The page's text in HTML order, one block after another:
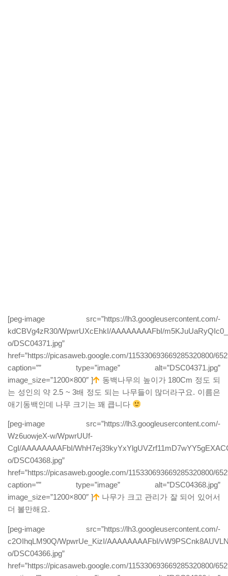
[peg-image src=”https://lh3.googleusercontent.com/-
kdCBVg4zR30/WpwrUXcEhkI/AAAAAAAAFbI/
o/DSC04371.jpg”
href=”https://picasaweb.google.com/115330693669285320800/
caption=”” type=”image” alt=”DSC04371.jpg”
image_size=”1200×800″ ]
동백나무의 높이가 180Cm 정도 되
는 성인의 약 2.5 ~ 3배 정도 되는 나무들이 많더라구요. 이름은
애기동백인데 나무 크기는 꽤 큽니다
[peg-image src=”https://lh3.googleusercontent.com/-
Wz6uowjeX-w/WpwrUUf-
CgI/AAAAAAAAFbI/
o/DSC04368.jpg”
href=”https://picasaweb.google.com/115330693669285320800/
caption=”” type=”image” alt=”DSC04368.jpg”
image_size=”1200×800″ ]
나무가 크고 관리가 잘 되어 있어서
더 볼만해요.
[peg-image src=”https://lh3.googleusercontent.com/-
c2OIhqLM90Q/WpwrUe_KizI/AAAAAAAAFbI/
o/DSC04366.jpg”
href=”https://picasaweb.google.com/115330693669285320800/